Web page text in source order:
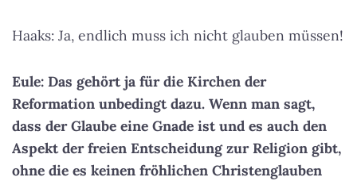
Haaks: Ja, endlich muss ich nicht glauben müssen!
Eule: Das gehört ja für die Kirchen der
Reformation unbedingt dazu. Wenn man sagt,
dass der Glaube eine Gnade ist und es auch den
Aspekt der freien Entscheidung zur Religion gibt,
ohne die es keinen fröhlichen Christenglauben